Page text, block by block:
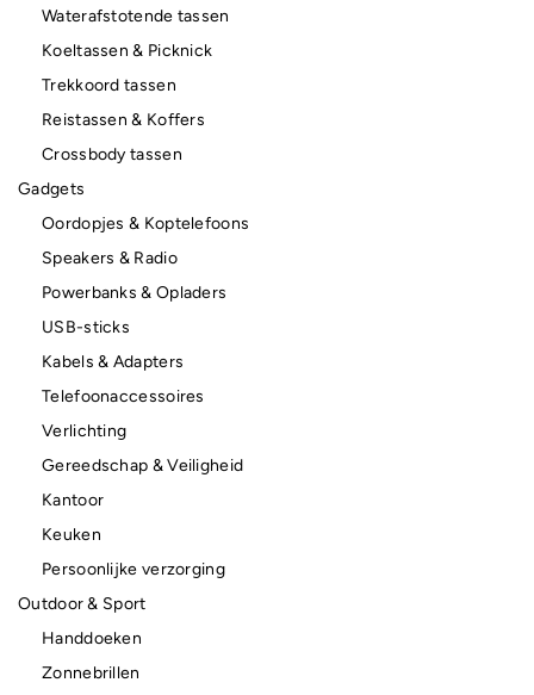
Waterafstotende tassen
Koeltassen & Picknick
Trekkoord tassen
Reistassen & Koffers
Crossbody tassen
Gadgets
Oordopjes & Koptelefoons
Speakers & Radio
Powerbanks & Opladers
USB-sticks
Kabels & Adapters
Telefoonaccessoires
Verlichting
Gereedschap & Veiligheid
Kantoor
Keuken
Persoonlijke verzorging
Outdoor & Sport
Handdoeken
Zonnebrillen